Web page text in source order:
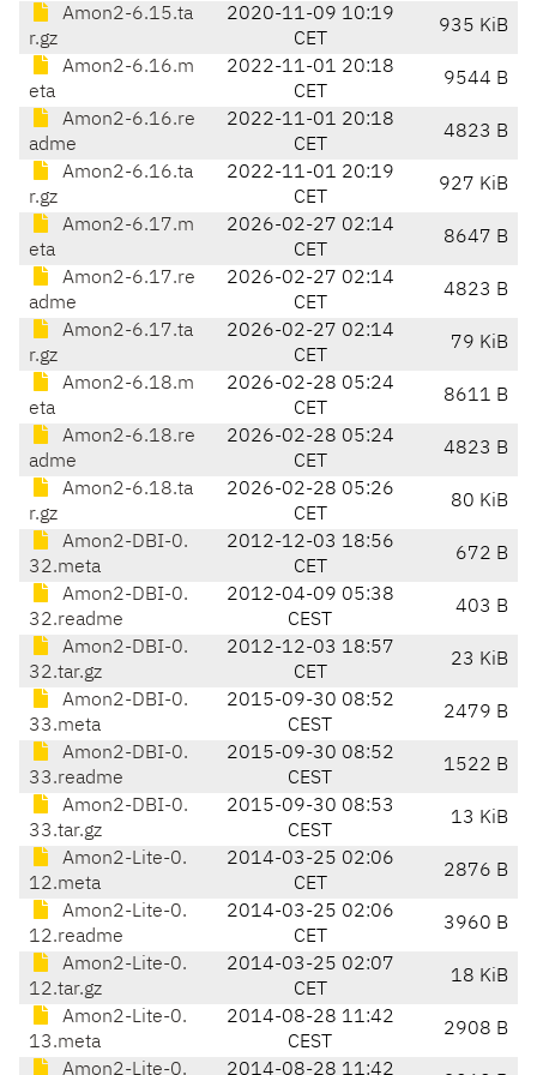
Amon2-6.15.ta
r.gz
2020-11-09 10:19
CET
935 KiB
Amon2-6.16.m
eta
2022-11-01 20:18
CET
9544 B
Amon2-6.16.re
adme
2022-11-01 20:18
CET
4823 B
Amon2-6.16.ta
r.gz
2022-11-01 20:19
CET
927 KiB
Amon2-6.17.m
eta
2026-02-27 02:14
CET
8647 B
Amon2-6.17.re
adme
2026-02-27 02:14
CET
4823 B
Amon2-6.17.ta
r.gz
2026-02-27 02:14
CET
79 KiB
Amon2-6.18.m
eta
2026-02-28 05:24
CET
8611 B
Amon2-6.18.re
adme
2026-02-28 05:24
CET
4823 B
Amon2-6.18.ta
r.gz
2026-02-28 05:26
CET
80 KiB
Amon2-DBI-0.
32.meta
2012-12-03 18:56
CET
672 B
Amon2-DBI-0.
32.readme
2012-04-09 05:38
CEST
403 B
Amon2-DBI-0.
32.tar.gz
2012-12-03 18:57
CET
23 KiB
Amon2-DBI-0.
33.meta
2015-09-30 08:52
CEST
2479 B
Amon2-DBI-0.
33.readme
2015-09-30 08:52
CEST
1522 B
Amon2-DBI-0.
33.tar.gz
2015-09-30 08:53
CEST
13 KiB
Amon2-Lite-0.
12.meta
2014-03-25 02:06
CET
2876 B
Amon2-Lite-0.
12.readme
2014-03-25 02:06
CET
3960 B
Amon2-Lite-0.
12.tar.gz
2014-03-25 02:07
CET
18 KiB
Amon2-Lite-0.
13.meta
2014-08-28 11:42
CEST
2908 B
Amon2-Lite-0. 2014-08-28 11:42